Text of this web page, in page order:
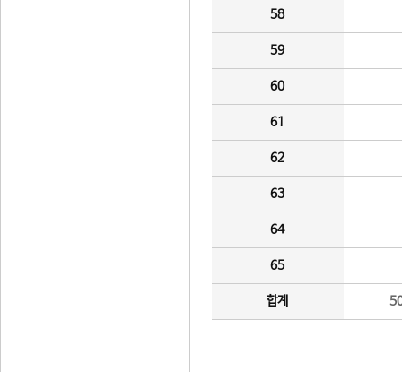
58
59
60
61
62
63
64
65
합계